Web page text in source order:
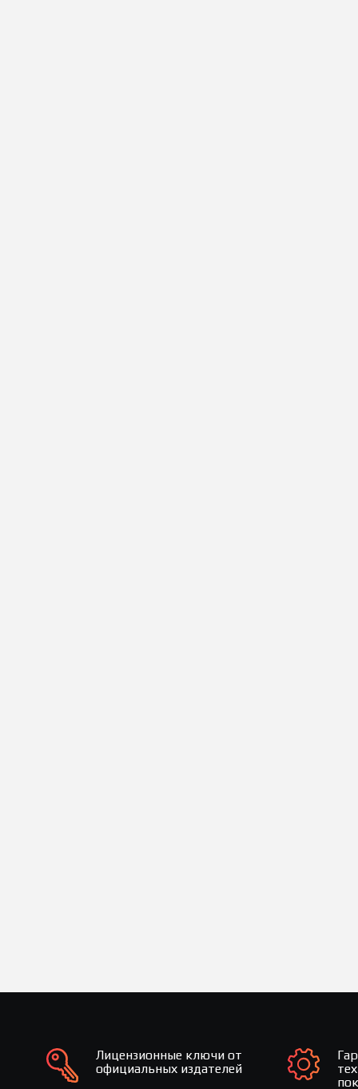
Лицензионные ключи от
официальных издателей